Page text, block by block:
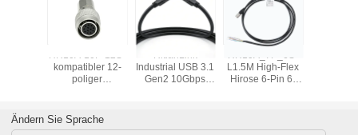
HR10A-10P-12S-
kompatibler 12-
poliger
RitianLink
Industrial USB 3.1
Gen2 10Gbps
HR10A_7P_6S-
L1.5M High-Flex
Hirose 6-Pin 6-
Kabel
Ändern Sie Sprache